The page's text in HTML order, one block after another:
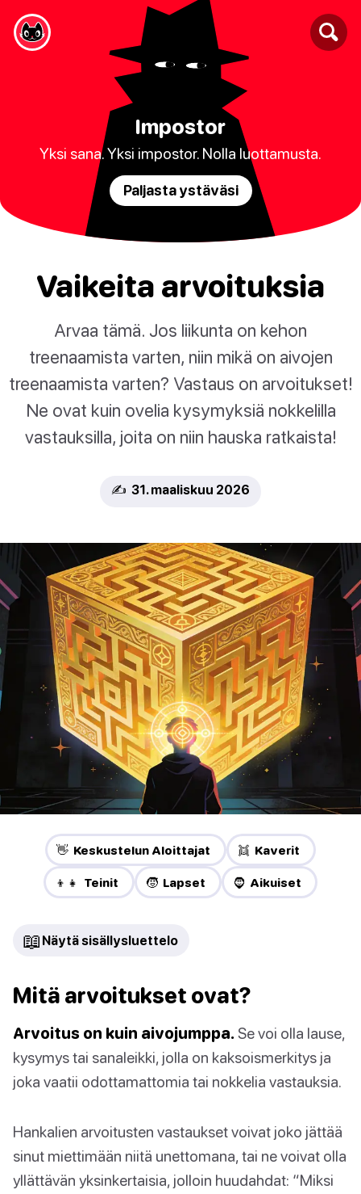
Impostor
Yksi sana. Yksi impostor. Nolla luottamusta.
Paljasta ystäväsi
Vaikeita arvoituksia
Arvaa tämä. Jos liikunta on kehon
treenaamista varten, niin mikä on aivojen
treenaamista varten? Vastaus on arvoitukset!
Ne ovat kuin ovelia kysymyksiä nokkelilla
vastauksilla, joita on niin hauska ratkaista!
✍️ 31. maaliskuu 2026
👋 Keskustelun Aloittajat 👯 Kaverit
👦👧 Teinit 🧒 Lapset 🧔 Aikuiset
📖 Näytä sisällysluettelo
Mitä arvoitukset ovat?
Arvoitus on kuin aivojumppa. Se voi olla lause,
kysymys tai sanaleikki, jolla on kaksoismerkitys ja
joka vaatii odottamattomia tai nokkelia vastauksia.
Hankalien arvoitusten vastaukset voivat joko jättää
sinut miettimään niitä unettomana, tai ne voivat olla
yllättävän yksinkertaisia, jolloin huudahdat: “Miksi